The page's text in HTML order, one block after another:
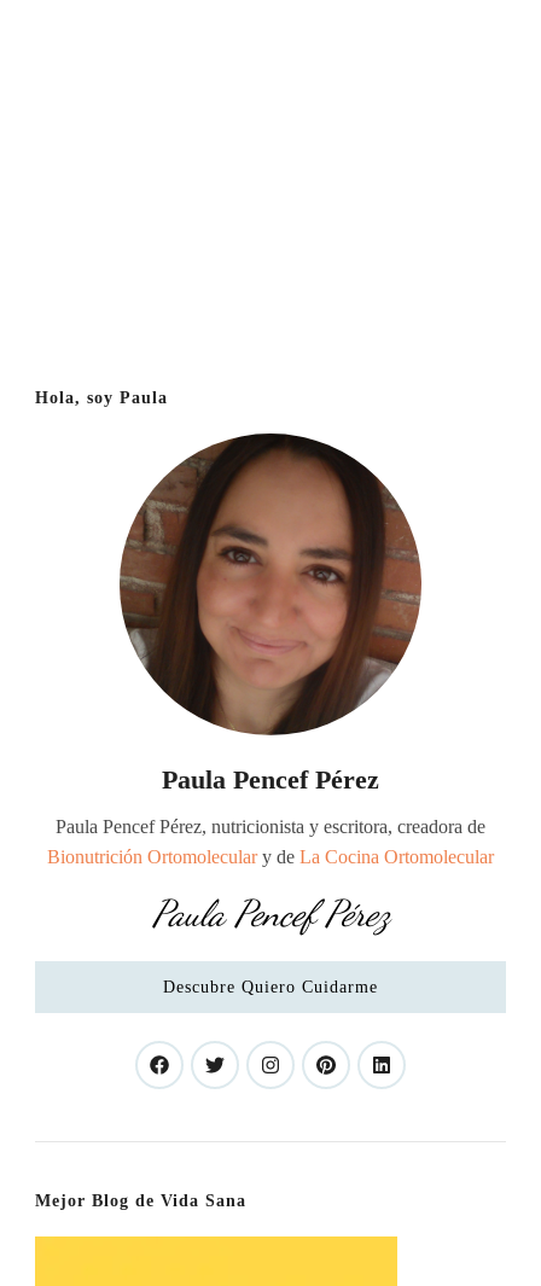
Hola, soy Paula
Paula Pencef Pérez
Paula Pencef Pérez, nutricionista y escritora, creadora de
Bionutrición Ortomoleculary de La Cocina Ortomolecular
Paula Pencef Pérez
Descubre Quiero Cuidarme
Mejor Blog de Vida Sana